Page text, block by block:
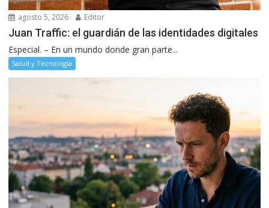
agosto 5, 2026 Editor
Juan Traffic: el guardián de las identidades digitales
Especial. – En un mundo donde gran parte...
Salud y Tecnología